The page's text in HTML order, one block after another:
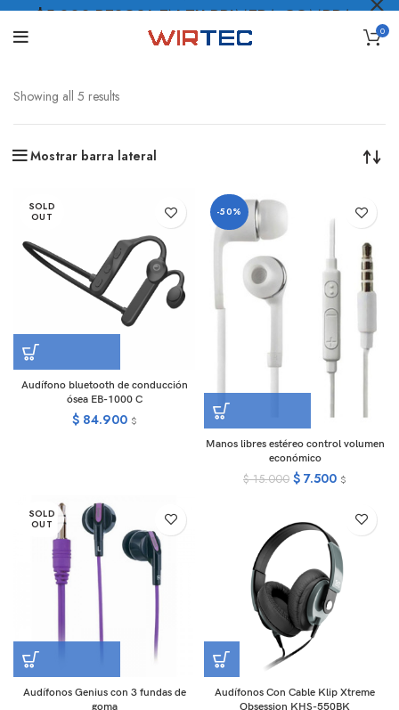
0
Showing all 5 results
Mostrar barra lateral
SOLD
OUT
Audífono bluetooth de conducción
ósea EB-1000 C
$84.900 $
-50%
Manos libres estéreo control volumen
económico
$15.000 $ 7.500 $
SOLD
OUT
Audífonos Genius con 3 fundas de
goma
Audífonos Con Cable Klip Xtreme
Obsession KHS-550BK
$5.000 PESOS* EN TU PRIMERA COMPRA